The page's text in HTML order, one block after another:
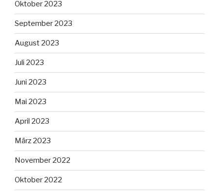
Oktober 2023
September 2023
August 2023
Juli 2023
Juni 2023
Mai 2023
April 2023
März 2023
November 2022
Oktober 2022